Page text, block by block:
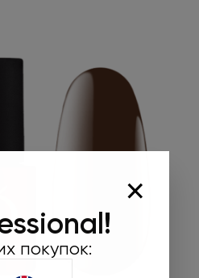
×
покупок:
замовлення від
грн та обирайте
подарунок